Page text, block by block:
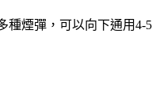
種煙彈，可以向下通用